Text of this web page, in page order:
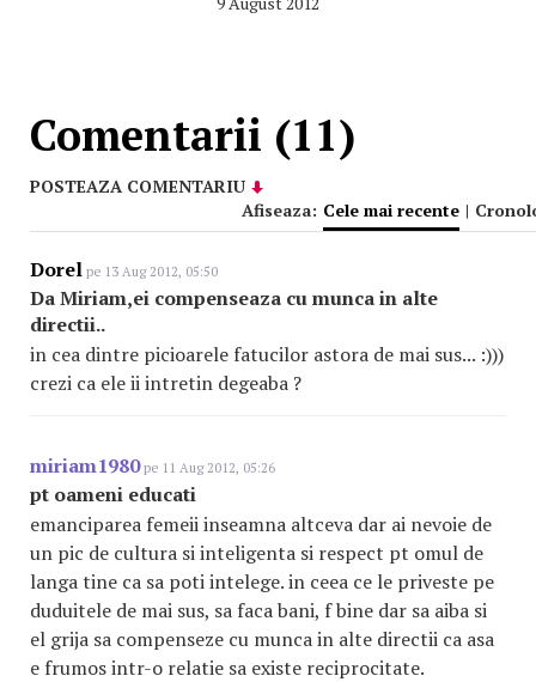
Comentarii (11)
POSTEAZA COMENTARIU
Afiseaza: Cele mai recente |
Dorel pe 13 Aug 2012, 05:50
Da Miriam,ei compenseaza cu munca in alte
directii..
in cea dintre picioarele fatucilor astora de mai sus... :)))
crezi ca ele ii intretin degeaba ?
miriam1980pe 11 Aug 2012, 05:26
pt oameni educati
emanciparea femeii inseamna altceva dar ai nevoie de
un pic de cultura si inteligenta si respect pt omul de
langa tine ca sa poti intelege. in ceea ce le priveste pe
duduitele de mai sus, sa faca bani, f bine dar sa aiba si
el grija sa compenseze cu munca in alte directii ca asa
e frumos intr-o relatie sa existe reciprocitate.